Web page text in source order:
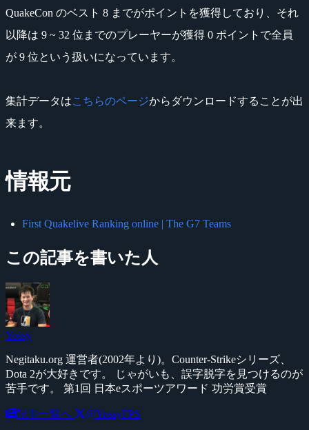
QuakeCon のベスト 8 までがポイントを獲得しており、それ
以降は 9 ~ 32 位までのプレーヤーが獲得 0 ポイントで全員
が 9 位という扱いになっています。
集計データはこちらのページからダウンロードすることが出
来ます。
情報元
First Quakelive Ranking online | The G7 Teams
この記事を書いた人
Yossy
Negitaku.org 運営者(2002年より)。Counter-Strikeシリーズ、
Dota 2が大好きです。 じゃがいも、誤字脱字を見つけるのが
苦手です。 第1回 日本eスポーツアワード 功労賞受賞
記事一覧へ @YossyFPS